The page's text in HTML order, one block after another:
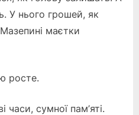
У нього грошей, як
маєтки
росте.
часи, сумної пам’яті.